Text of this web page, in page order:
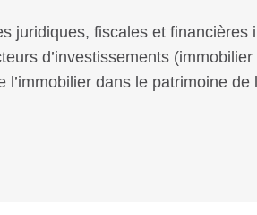
juridiques, fiscales et
d’investissements
l’immobilier dans le patrimoine